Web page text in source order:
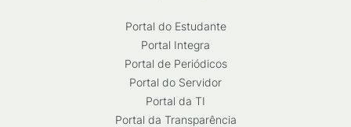
Portal do Estudante
Portal Integra
Portal de Periódicos
Portal do Servidor
Portal da TI
Portal da Transparência